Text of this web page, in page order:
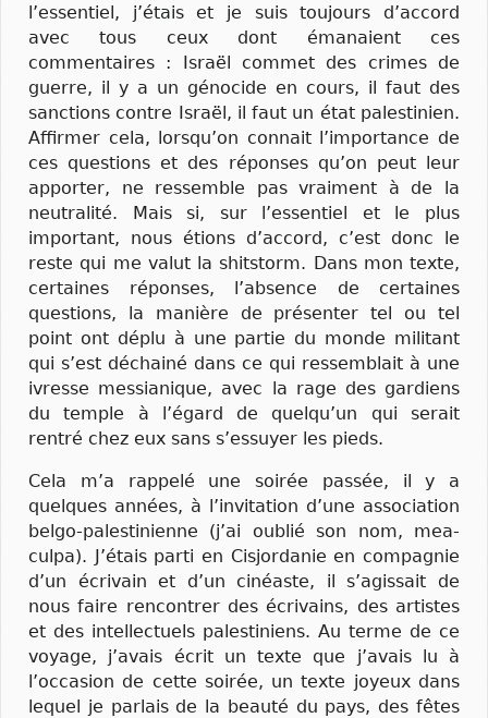
l’essentiel, j’étais et je suis toujours d’accord
avec tous ceux dont émanaient ces
commentaires : Israël commet des crimes de
guerre, il y a un génocide en cours, il faut des
sanctions contre Israël, il faut un état palestinien.
Affirmer cela, lorsqu’on connait l’importance de
ces questions et des réponses qu’on peut leur
apporter, ne ressemble pas vraiment à de la
neutralité. Mais si, sur l’essentiel et le plus
important, nous étions d’accord, c’est donc le
reste qui me valut la shitstorm. Dans mon texte,
certaines réponses, l’absence de certaines
questions, la manière de présenter tel ou tel
point ont déplu à une partie du monde militant
qui s’est déchainé dans ce qui ressemblait à une
ivresse messianique, avec la rage des gardiens
du temple à l’égard de quelqu’un qui serait
rentré chez eux sans s’essuyer les pieds.
Cela m’a rappelé une soirée passée, il y a
quelques années, à l’invitation d’une association
belgo-palestinienne (j’ai oublié son nom, mea-
culpa). J’étais parti en Cisjordanie en compagnie
d’un écrivain et d’un cinéaste, il s’agissait de
nous faire rencontrer des écrivains, des artistes
et des intellectuels palestiniens. Au terme de ce
voyage, j’avais écrit un texte que j’avais lu à
l’occasion de cette soirée, un texte joyeux dans
lequel je parlais de la beauté du pays, des fêtes